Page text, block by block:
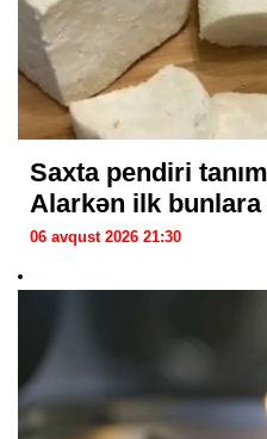
Saxta pendiri
Alarkən ilk
06 avqust 2026 21:30